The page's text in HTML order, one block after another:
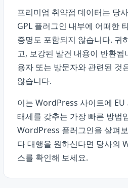
프리미엄 취약점 데이터는 당
GPL 플러그인 내부에 어떠한
증명도 포함되지 않습니다. 귀
고, 보강된 발견 내용이 반환
용자 또는 방문자와 관련된 것
않습니다.
이는 WordPress 사이트에 EU
태세를 갖추는 가장 빠른 방법
WordPress 플러그인을 살펴
다 대행을 원하신다면 당사의
스를 확인해 보세요.